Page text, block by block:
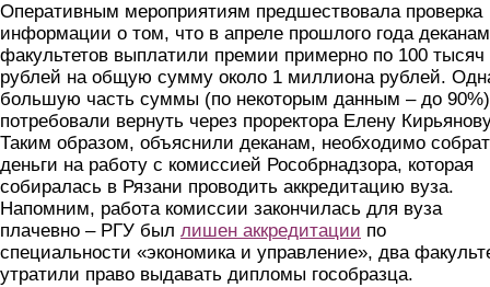
Оперативным мероприятиям предшествовала проверка
информации о том, что в апреле прошлого года деканам
факультетов выплатили премии примерно по 100 тысяч
рублей на общую сумму около 1 миллиона рублей.
большую часть суммы (по некоторым данным – до 90%)
потребовали вернуть через проректора Елену
Таким образом, объяснили деканам, необходимо
деньги на работу с комиссией Рособрнадзора, которая
собиралась в Рязани проводить аккредитацию вуза.
Напомним, работа комиссии закончилась для вуза
плачевно – РГУ был лишен аккредитации по
специальности «экономика и управление», два
утратили право выдавать дипломы гособразца.